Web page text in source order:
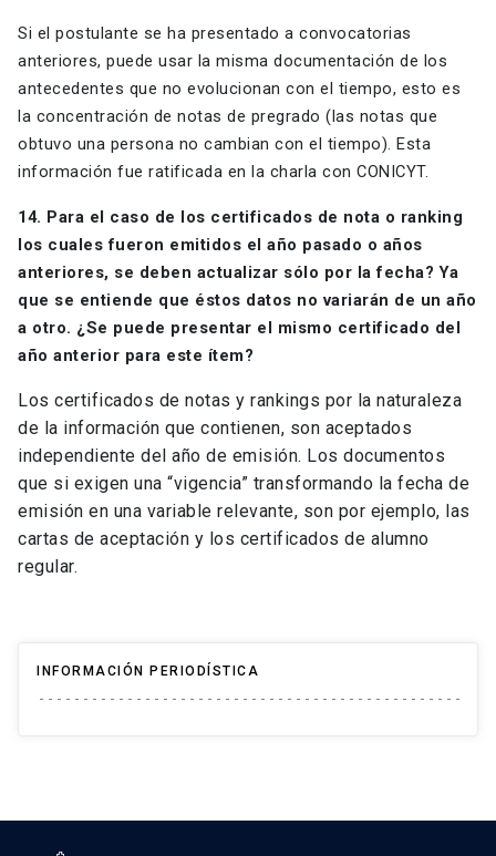
Si el postulante se ha presentado a convocatorias
anteriores, puede usar la misma documentación de los
antecedentes que no evolucionan con el tiempo, esto es
la concentración de notas de pregrado (las notas que
obtuvo una persona no cambian con el tiempo). Esta
información fue ratificada en la charla con CONICYT.
14. Para el caso de los certificados de nota o ranking
los cuales fueron emitidos el año pasado o años
anteriores, se deben actualizar sólo por la fecha? Ya
que se entiende que éstos datos no variarán de un año
a otro. ¿Se puede presentar el mismo certificado del
año anterior para este ítem?
Los certificados de notas y rankings por la naturaleza
de la información que contienen, son aceptados
independiente del año de emisión. Los documentos
que si exigen una “vigencia” transformando la fecha de
emisión en una variable relevante, son por ejemplo, las
cartas de aceptación y los certificados de alumno
regular.
INFORMACIÓN PERIODÍSTICA